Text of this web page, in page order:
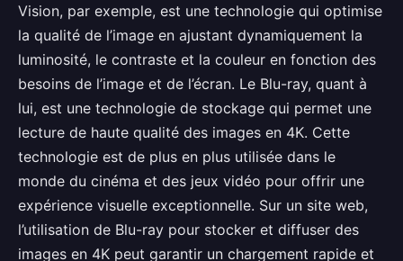
Vision, par exemple, est une technologie qui optimise
la qualité de l’image en ajustant dynamiquement la
luminosité, le contraste et la couleur en fonction des
besoins de l’image et de l’écran. Le Blu-ray, quant à
lui, est une technologie de stockage qui permet une
lecture de haute qualité des images en 4K. Cette
technologie est de plus en plus utilisée dans le
monde du cinéma et des jeux vidéo pour offrir une
expérience visuelle exceptionnelle. Sur un site web,
l’utilisation de Blu-ray pour stocker et diffuser des
images en 4K peut garantir un chargement rapide et